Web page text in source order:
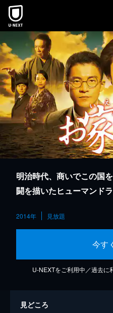
本文へスキップ
明治時代、商いでこの国
闘を描いたヒューマンド
2014年 見放題
今す
U-NEXTをご利用中／過去に
見どころ